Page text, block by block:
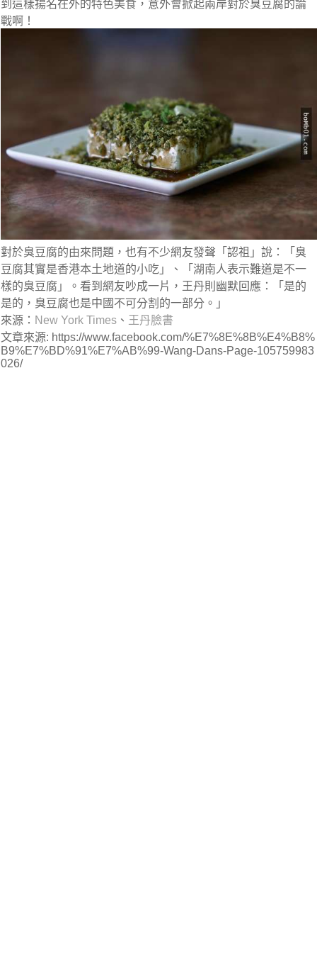
到這樣揚名在外的特色美食，意外會掀起兩岸對於臭豆腐的論
戰啊！
對於臭豆腐的由來問題，也有不少網友發聲「認祖」說：「臭
豆腐其實是香港本土地道的小吃」、「湖南人表示難道是不一
樣的臭豆腐」。看到網友吵成一片，王丹則幽默回應：「是的
是的，臭豆腐也是中國不可分割的一部分。」
來源： New York Times 、 王丹臉書
文章來源: https://www.facebook.com/%E7%8E%8B%E4%B8%
B9%E7%BD%91%E7%AB%99-Wang-Dans-Page-105759983
026/